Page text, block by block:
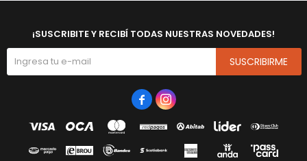
¡SUSCRIBITE Y RECIBÍ TODAS NUESTRAS NOVEDADES!
SUSCRIBIRME
 